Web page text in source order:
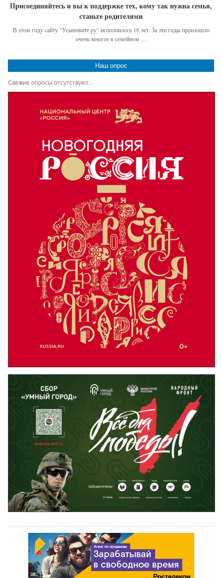
Присоединяйтесь и вы к поддержке тех, кому так нужна семья,
станьте родителями
В этом году сайту "Усыновите.ру" исполнилось 18 лет. За эти годы произошло
очень многое в семейном …
Наш опрос
Свежие опросы отсутствуют...